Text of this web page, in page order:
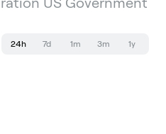
24h 7d 1m 3m 1y